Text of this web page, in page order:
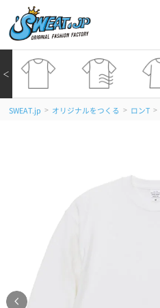
＜
SWEAT.jp > オリジナルをつくる > ロンT >